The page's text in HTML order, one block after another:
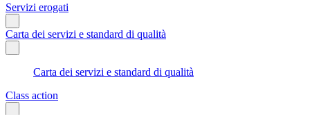
Servizi erogati
Carta dei servizi e standard di qualità
Carta dei servizi e standard di qualità
Class action